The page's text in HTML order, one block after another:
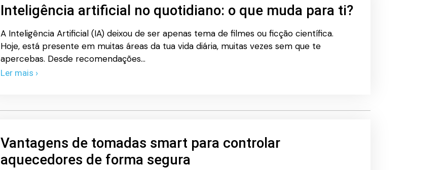
Inteligência artificial no quotidiano: o que muda para ti?
A Inteligência Artificial (IA) deixou de ser apenas tema de filmes ou ficção científica.
Hoje, está presente em muitas áreas da tua vida diária, muitas vezes sem que te
apercebas. Desde recomendações…
Ler mais ›
Vantagens de tomadas smart para controlar
aquecedores de forma segura